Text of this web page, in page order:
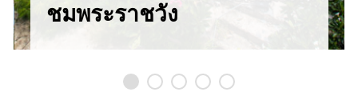
ชมพระราชวัง